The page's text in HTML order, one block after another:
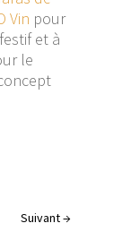
Vin pour
et à
le
Suivant→